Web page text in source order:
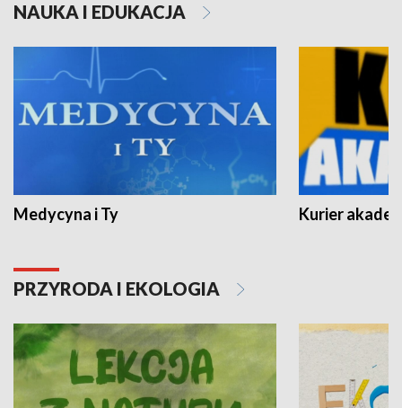
NAUKA I EDUKACJA
Medycyna i Ty Kurier
PRZYRODA I EKOLOGIA